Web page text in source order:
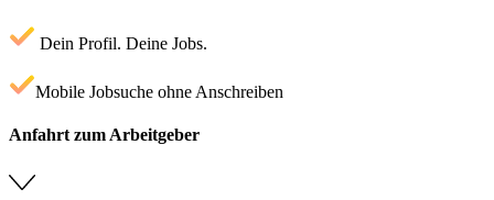
Dein Profil. Deine Jobs.
Mobile Jobsuche ohne Anschreiben
Anfahrt zum Arbeitgeber